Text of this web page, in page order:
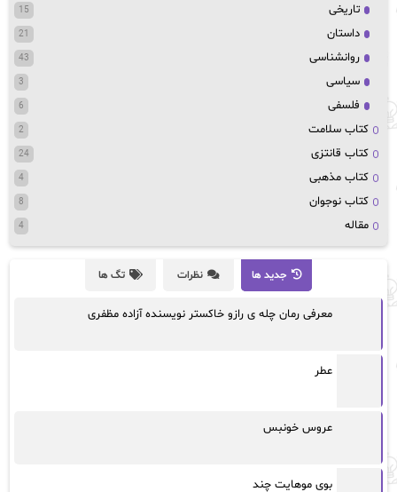
تاریخی 15
داستان 21
روانشناسی 43
سیاسی 3
فلسفی 6
کتاب سلامت 2
کتاب قانتزی 24
کتاب مذهبی 4
کتاب نوجوان 8
مقاله 4
جدید ها نظرات تگ ها
معرفی رمان چله ی رازو خاکستر نویسنده آزاده مظفری
عطر
عروس خونبس
بوی موهایت چند